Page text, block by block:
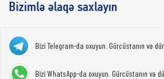
Bizimlə əlaqə saxlayın
Bizi Telegram-da oxuyun. Gürcüstanın və
Bizi WhatsApp-da oxuyun. Gürcüstanın və